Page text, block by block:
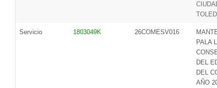
Servicio 1803049K 26COMESV016
PALA
DEL
DEL
AÑO